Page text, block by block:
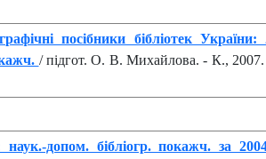
посібники бібліотек України:
/ підгот. О. В. Михайлова. - К.,
наук.-допом. бібліогр. покажч. за